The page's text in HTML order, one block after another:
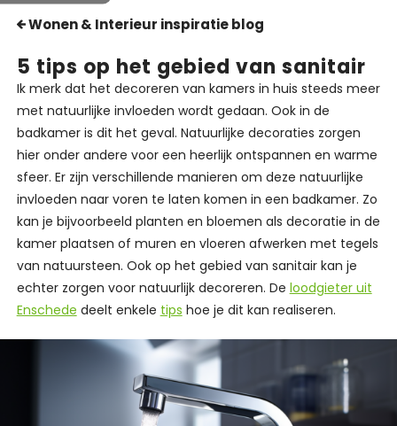
Wonen & Interieur inspiratie blog
5 tips op het gebied van sanitair
Ik merk dat het decoreren van kamers in huis steeds meer
met natuurlijke invloeden wordt gedaan. Ook in de
badkamer is dit het geval. Natuurlijke decoraties zorgen
hier onder andere voor een heerlijk ontspannen en warme
sfeer. Er zijn verschillende manieren om deze natuurlijke
invloeden naar voren te laten komen in een badkamer. Zo
kan je bijvoorbeeld planten en bloemen als decoratie in de
kamer plaatsen of muren en vloeren afwerken met tegels
van natuursteen. Ook op het gebied van sanitair kan je
echter zorgen voor natuurlijk decoreren. De loodgieter uit
Enschede deelt enkele tips hoe je dit kan realiseren.